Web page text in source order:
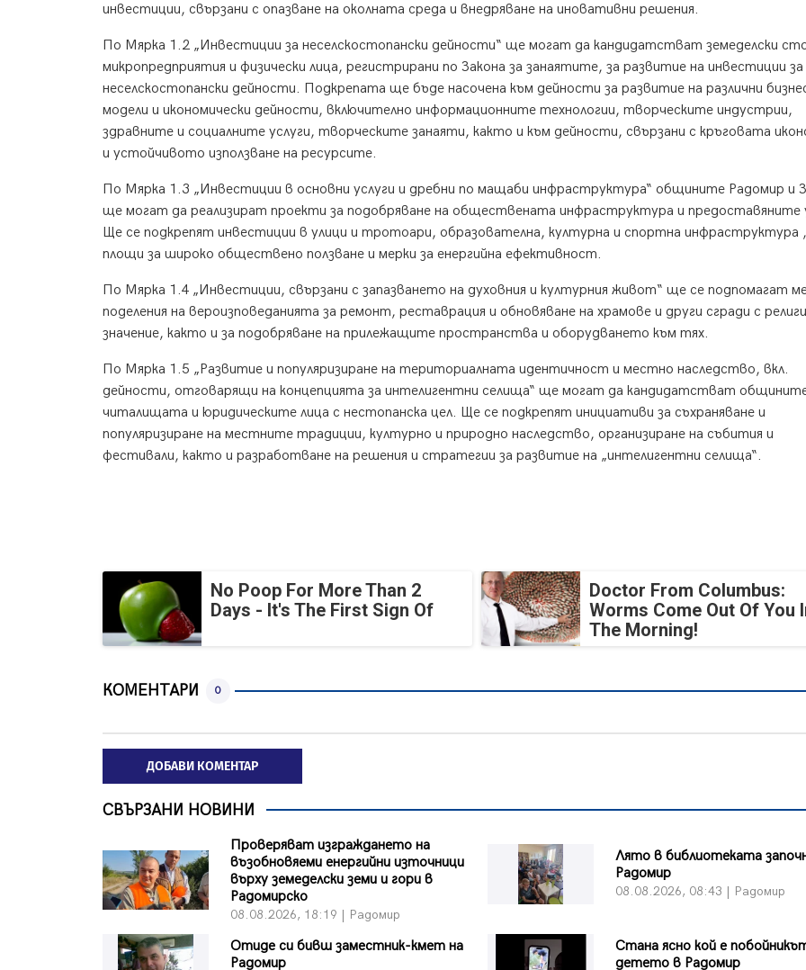
инвестиции, свързани с опазване на околната среда и внедряване на иновативни решения.
По Мярка 1.2 „Инвестиции за неселскостопански дейности“ ще могат да кандидатстват земеделски
микропредприятия и физически лица, регистрирани по Закона за занаятите, за развитие на инвестиции за
неселскостопански дейности. Подкрепата ще бъде насочена към дейности за развитие на различни
модели и икономически дейности, включително информационните технологии, творческите индустрии,
здравните и социалните услуги, творческите занаяти, както и към дейности, свързани с кръговата
и устойчивото използване на ресурсите.
По Мярка 1.3 „Инвестиции в основни услуги и дребни по мащаби инфраструктура“ общините Радомир и
ще могат да реализират проекти за подобряване на обществената инфраструктура и предоставяните
Ще се подкрепят инвестиции в улици и тротоари, образователна, културна и спортна инфраструктура ,
площи за широко обществено ползване и мерки за енергийна ефективност.
По Мярка 1.4 „Инвестиции, свързани с запазването на духовния и културния живот“ ще се подпомагат
поделения на вероизповеданията за ремонт, реставрация и обновяване на храмове и други сгради с
значение, както и за подобряване на прилежащите пространства и оборудването към тях.
По Мярка 1.5 „Развитие и популяризиране на териториалната идентичност и местно наследство, вкл.
дейности, отговарящи на концепцията за интелигентни селища“ ще могат да кандидатстват
читалищата и юридическите лица с нестопанска цел. Ще се подкрепят инициативи за съхраняване и
популяризиране на местните традиции, културно и природно наследство, организиране на събития и
фестивали, както и разработване на решения и стратегии за развитие на „интелигентни селища“.
No Poop For More Than 2
Days - It's The First Sign Of
Doctor From Columbus:
Worms Come Out Of You
The Morning!
КОМЕНТАРИ 0
ДОБАВИ КОМЕНТАР
СВЪРЗАНИ НОВИНИ
Проверяват изграждането на
възобновяеми енергийни източници
върху земеделски земи и гори в
Радомирско
08.08.2026, 18:19 | Радомир
Лято в библиотеката
Радомир
08.08.2026, 08:43 | Радомир
Отиде си бивш заместник-кмет на
Радомир
Стана ясно кой е
детето в Радомир